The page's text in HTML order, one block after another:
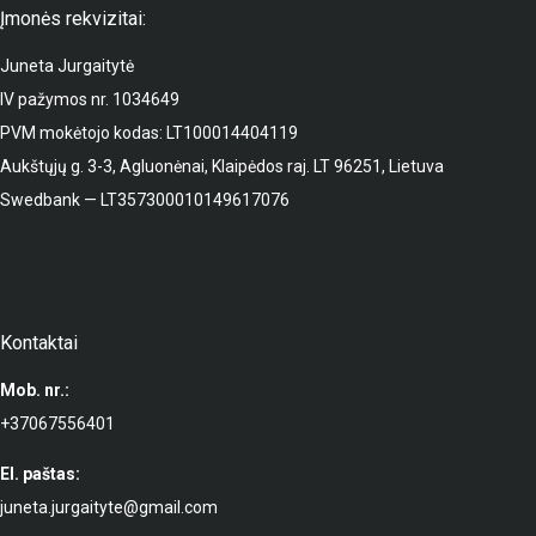
Įmonės rekvizitai:
Juneta Jurgaitytė
IV pažymos nr. 1034649
PVM mokėtojo kodas: LT100014404119
Aukštųjų g. 3-3, Agluonėnai, Klaipėdos raj. LT 96251, Lietuva
Swedbank — LT357300010149617076
Kontaktai
Mob. nr.:
+37067556401
El. paštas:
juneta.jurgaityte@gmail.com